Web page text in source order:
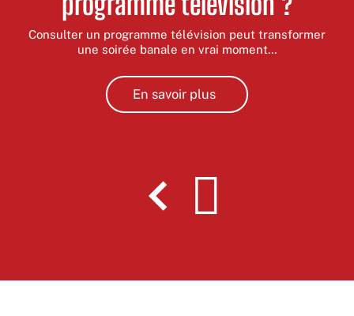
Consulter un programme télévision peut transformer
une soirée banale en vrai moment…
En savoir plus